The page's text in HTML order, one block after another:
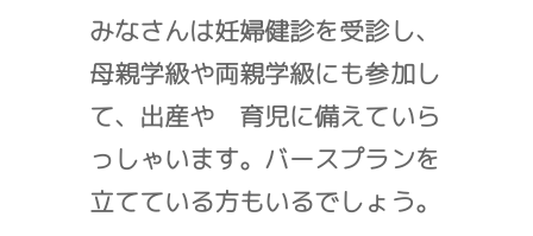
みなさんは妊婦健診を受診し、
母親学級や両親学級にも参加し
て、出産や 育児に備えていら
っしゃいます。バースプランを
立てている方もいるでしょう。